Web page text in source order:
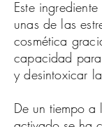
Este
unas de las
cosmética
capacidad
y desintoxicar
De un tiempo a